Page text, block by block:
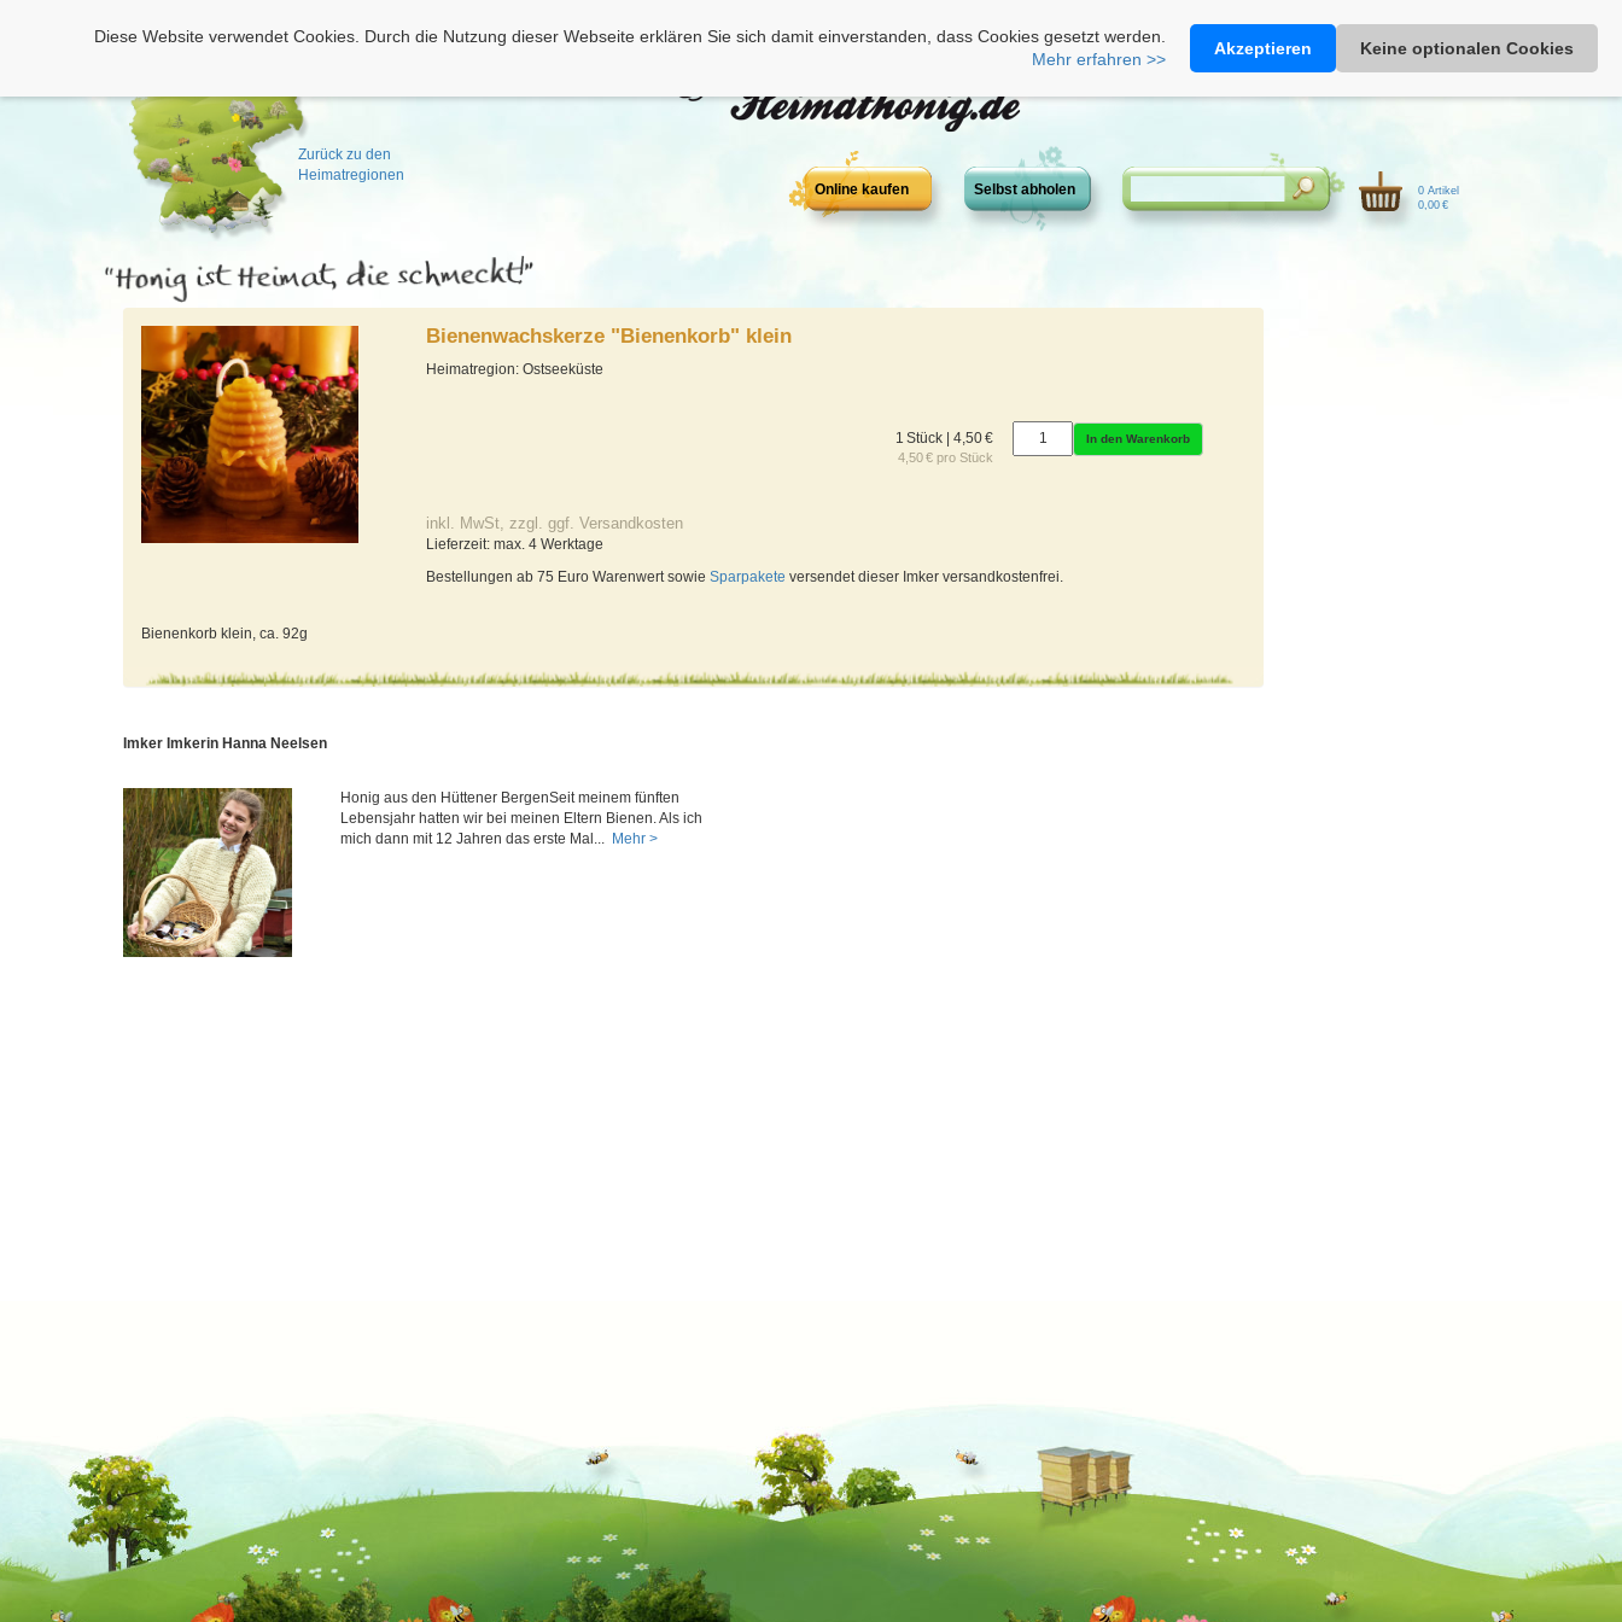
Zurück zu den
Heimatregionen
Heimathonig auf Facebook|Kunden-Login|Warenkorb
Diese Website verwendet Cookies. Durch die Nutzung dieser Webseite erklären Sie sich damit einverstanden, dass Cookies gesetzt werden.
Mehr erfahren >>
Akzeptieren Keine optionalen Cookies
Online kaufen Selbst abholen
0 Artikel
0,00 €
Bienenwachskerze "Bienenkorb" klein
Heimatregion: Ostseeküste
1 Stück | 4,50 €
4,50 € pro Stück
In den Warenkorb
inkl. MwSt, zzgl. ggf. Versandkosten
Lieferzeit: max. 4 Werktage
Bestellungen ab 75 Euro Warenwert sowieSparpakete versendet dieser Imker versandkostenfrei.
Bienenkorb klein, ca. 92g
Imker Imkerin Hanna Neelsen
Honig aus den Hüttener BergenSeit meinem fünften
Lebensjahr hatten wir bei meinen Eltern Bienen. Als ich
mich dann mit 12 Jahren das erste Mal... Mehr >